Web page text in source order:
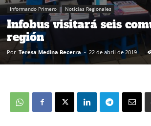
Informando Primero Noticias Regionales
Infobus visitará seis
región
Por Teresa Medina Becerra - 22 de abril de 2019